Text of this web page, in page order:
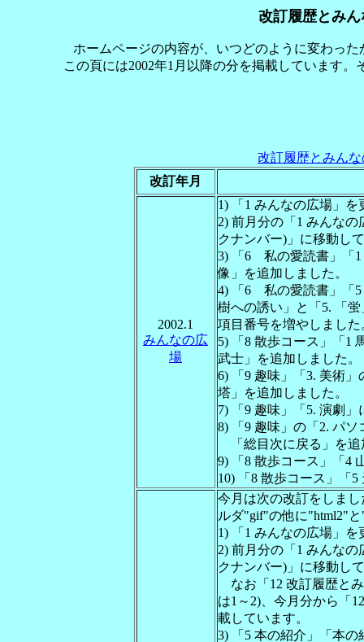
改訂履歴とみ
ホームページの内容が、いつどのように変わっ
この頁には2002年1月以降の分を掲載しています
改訂履歴とみん
改訂年月
2002.1
みんなの広
場
1) 「1 みんなの広場」を
2) 前月分の「1 みんな
クナンバー)」に移動し
3) 「6 私の愛読書」「
像」を追加しました。
4) 「6 私の愛読書」「
樹への誘い」と「5. 「
項目番号を増やしました
5) 「8 散歩コース」「1
武士」を追加しました。
6) 「9 趣味」「3. 美術
塔」を追加しました。
7) 「9 趣味」「5. 演劇
8) 「9 趣味」の「2. パ
「総目次に戻る」を追
9) 「8 散歩コース」「4
10) 「8 散歩コース」「
今月は次の改訂をしま
ルダ"gif"の他に"html2"
1) 「1 みんなの広場」を
2) 前月分の「1 みんな
クナンバー)」に移動し
なお「12 改訂履歴と
は1～2)、今月分から「
載しています。
3) 「5 本の紹介」「本